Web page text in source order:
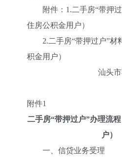
附件：1.二手房“带押过
住房公积金用户）
2.二手房“带押过户”材
积金用户）
汕头
附件1
二手房“带押过户”办理流
户）
一、信贷业务受理